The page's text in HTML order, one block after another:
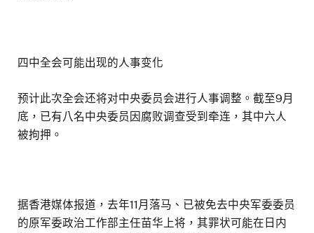
四中全会可能出现的人事变化
预计此次全会还将对中央委员会进行人事调整。截至9月
底，已有八名中央委员因腐败调查受到牵连，其中六人
被拘押。
据香港媒体报道，去年11月落马、已被免去中央军委委员
的原军委政治工作部主任苗华上将，其罪状可能在日内